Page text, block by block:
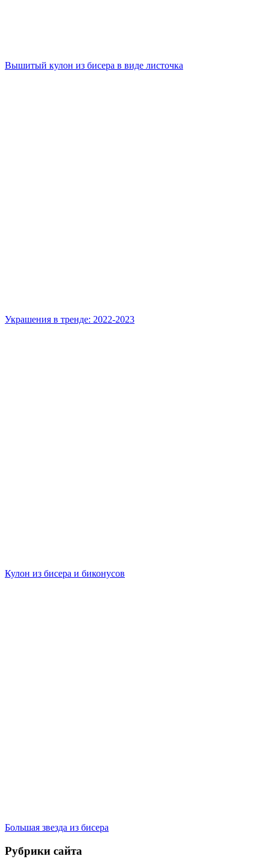
Вышитый кулон из бисера в виде листочка
Украшения в тренде: 2022-2023
Кулон из бисера и биконусов
Большая звезда из бисера
Рубрики сайта